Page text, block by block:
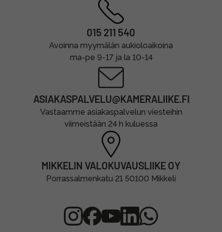
015 211 540
Avoinna myymälän aukioloaikoina
ma-pe 9-17 ja la 10-14
ASIAKASPALVELU@KAMERALIIKE.FI
Vastaamme asiakaspalvelun viesteihin
viimeistään 24 h kuluessa
MIKKELIN VALOKUVAUSLIIKE OY
Porrassalmenkatu 21 50100 Mikkeli